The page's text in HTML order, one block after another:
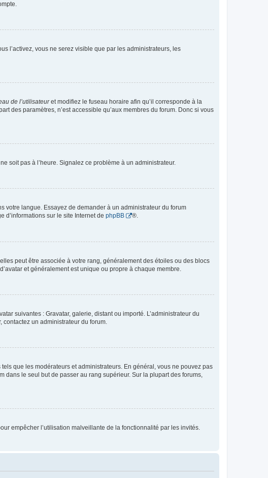
l’activez, vous ne serez visible que par les administrateurs, les
de l’utilisateuret modifiez le fuseau horaire afin qu’il corresponde à la
des paramètres, n’est accessible qu’aux membres du forum. Donc si vous
soit pas à l’heure. Signalez ce problème à un administrateur.
votre langue. Essayez de demander à un administrateur du forum
d’informations sur le site Internet de phpBB ®.
peut être associée à votre rang, généralement des étoiles ou des blocs
et généralement est unique ou propre à chaque membre.
suivantes : Gravatar, galerie, distant ou importé. L’administrateur du
contactez un administrateur du forum.
que les modérateurs et administrateurs. En général, vous ne pouvez pas
dans le seul but de passer au rang supérieur. Sur la plupart des forums,
empêcher l’utilisation malveillante de la fonctionnalité par les invités.